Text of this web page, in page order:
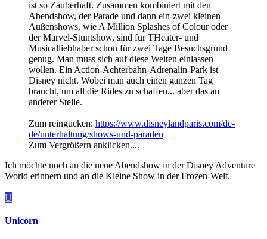
ist so Zauberhaft. Zusammen kombiniert mit den
Abendshow, der Parade und dann ein-zwei kleinen
Außenshows, wie A Million Splashes of Colour oder
der Marvel-Stuntshow, sind für THeater- und
Musicalliebhaber schon für zwei Tage Besuchsgrund
genug. Man muss sich auf diese Welten einlassen
wollen. Ein Action-Achterbahn-Adrenalin-Park ist
Disney nicht. Wobei man auch einen ganzen Tag
braucht, um all die Rides zu schaffen... aber das an
anderer Stelle.
Zum reingucken: https://www.disneylandparis.com/de-
de/unterhaltung/shows-und-paraden
Zum Vergrößern anklicken....
Ich möchte noch an die neue Abendshow in der Disney Adventure
World erinnern und an die Kleine Show in der Frozen-Welt.
U
Unicorn